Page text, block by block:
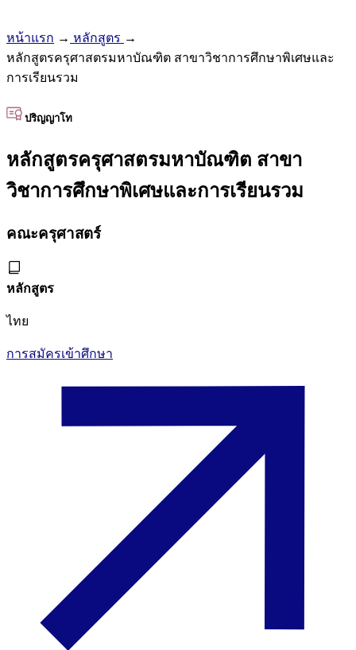
หน้าแรก → หลักสูตร →
หลักสูตรครุศาสตรมหาบัณฑิต สาขาวิชาการศึกษาพิเศษและ
การเรียนรวม
ปริญญาโท
หลักสูตรครุศาสตรมหาบัณฑิต สาขา
วิชาการศึกษาพิเศษและการเรียนรวม
คณะครุศาสตร์
หลักสูตร
ไทย
การสมัครเข้าศึกษา